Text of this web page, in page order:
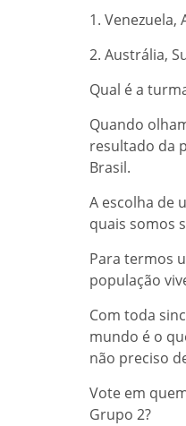
1. Venezuela,
2. Austrália,
Qual é a
Quando
resultado da
Brasil.
A escolha de
quais somos
Para termos
população
Com toda
mundo é o
não preciso
Vote em
Grupo 2?